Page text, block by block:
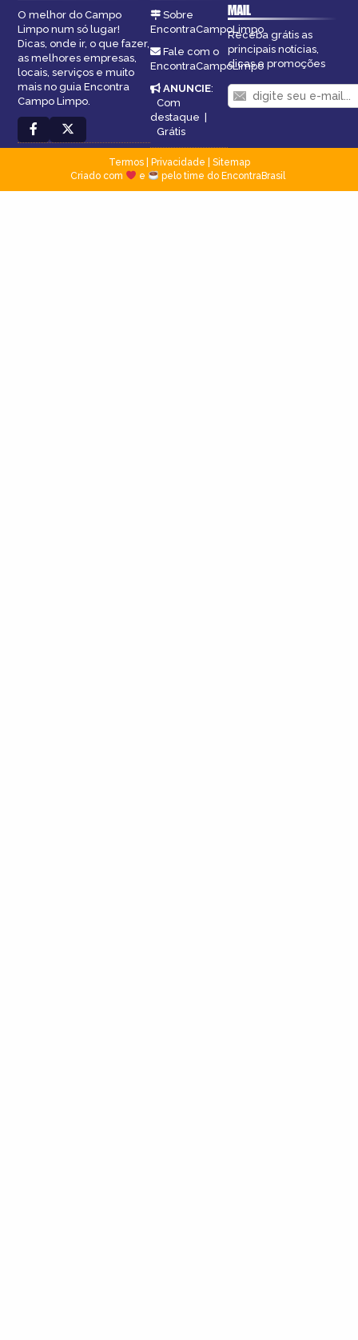
O melhor do Campo
Limpo num só lugar!
Dicas, onde ir, o que fazer,
as melhores empresas,
locais, serviços e muito
mais no guia Encontra
Campo Limpo.
Sobre
EncontraCampoLimpo
Fale com o
EncontraCampoLimpo
ANUNCIE:
Com
destaque
Grátis
MAIL
Receba grátis as
principais notícias,
dicas e promoções
Termos| Privacidade
Sitemap
Criado com
e pelo time do EncontraBrasil